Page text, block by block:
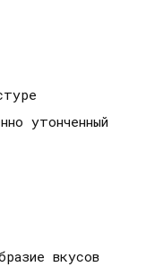
утонченный
вкусов